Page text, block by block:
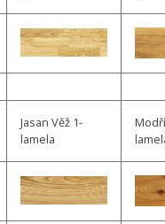
Jasan Věž 1-
lamela